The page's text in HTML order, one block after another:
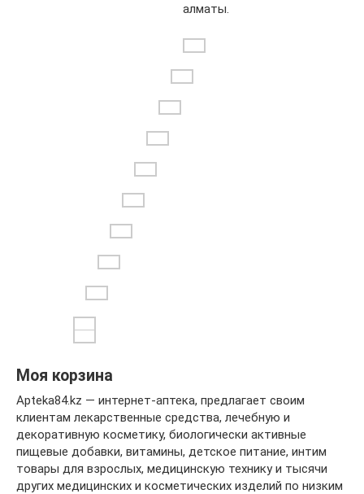
алматы.
Моя корзина
Apteka84.kz — интернет-аптека, предлагает своим
клиентам лекарственные средства, лечебную и
декоративную косметику, биологически активные
пищевые добавки, витамины, детское питание, интим
товары для взрослых, медицинскую технику и тысячи
других медицинских и косметических изделий по низким